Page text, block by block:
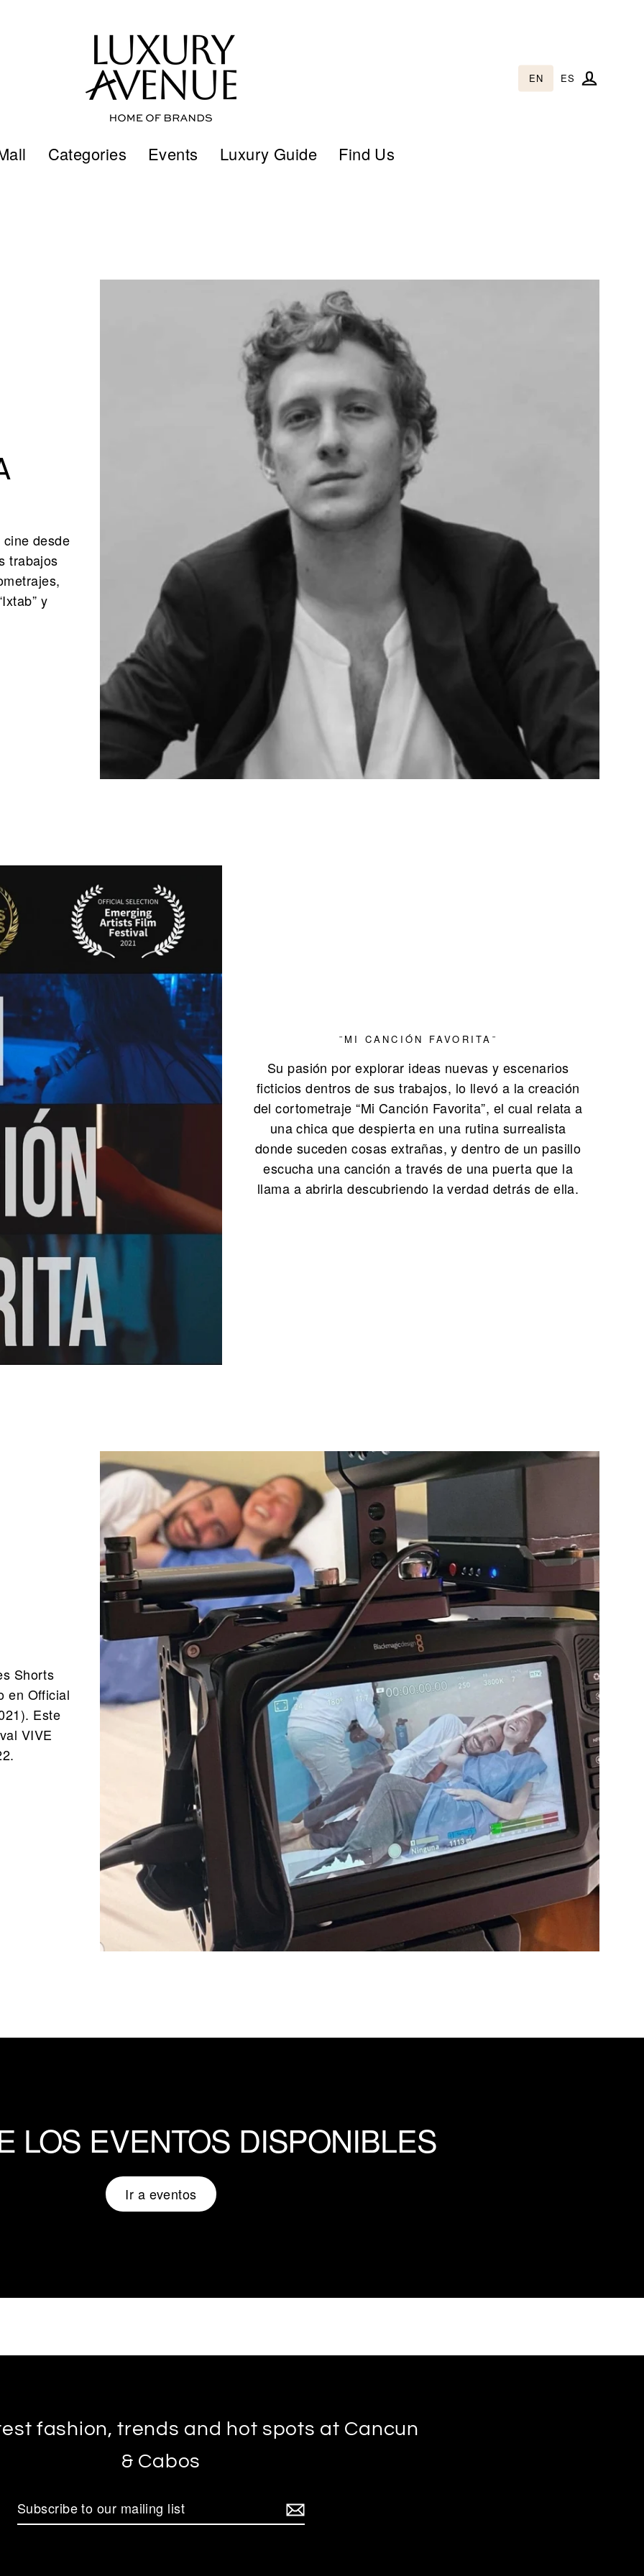
EN ES
Categories Events Luxury Guide Find Us
desde
trabajos
y
¨MI CANCIÓN FAVORITA¨
Su pasión por explorar ideas nuevas y escenarios
ficticios dentros de sus trabajos, lo llevó a la creación
del cortometraje “Mi Canción Favorita”, el cual relata a
una chica que despierta en una rutina surrealista
donde suceden cosas extrañas, y dentro de un pasillo
escucha una canción a través de una puerta que la
llama a abrirla descubriendo la verdad detrás de ella.
Shorts
en Official
Este
VIVE
LOS EVENTOS DISPONIBLES
Ir a eventos
fashion, trends and hot spots at Cancun
& Cabos